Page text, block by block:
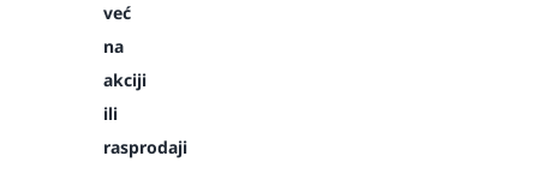
već
na
akciji
ili
rasprodaji